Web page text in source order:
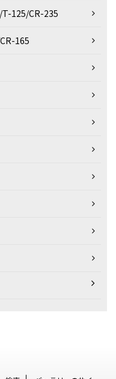
125/CR-235
165